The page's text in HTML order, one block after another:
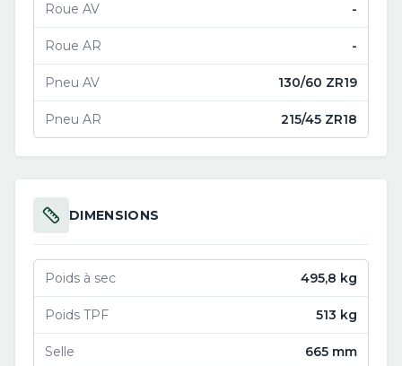
Roue AV -
Roue AR -
Pneu AV 130/60 ZR19
Pneu AR 215/45 ZR18
DIMENSIONS
Poids à sec 495,8 kg
Poids TPF 513 kg
Selle 665 mm